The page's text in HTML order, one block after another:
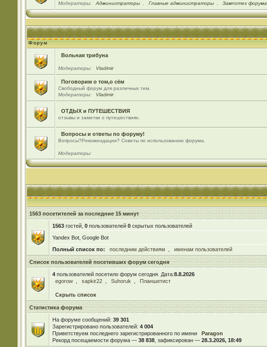
Модераторы:
Администраторы Главные администраторы Зампотех форума
Форум
Вольная трибуна
Модераторы: Vladimir
Поговорим о том,о сём
Свободный форум для различных тем.
Модераторы:
Vladimir
ОТДЫХ и ПУТЕШЕСТВИЯ
отзывы и заметки о путешествиях.
Вопросы и ответы по форуму!
Вопросы?Рекомендации? Советы по использованию форума.
Модераторы:
1563 посетителей за последние 15 минут
1563гостей, 0пользователей 0скрытых пользователей
Yandex Bot, Google Bot
Полный список по:
последним действиям именам пользователей
Список пользователей посетивших форум сегодня
4пользователей посетило форум сегодня. Дата:8.8.2026
egorow
sapkir22 Suhoruk Планшетист
Скрыть список
Статистика форума
На форуме сообщений: 39 301
Зарегистрировано пользователей: 4 004
Приветствуем последнего зарегистрированного по имени
Paragon
Рекорд посещаемости форума — 38 838, зафиксирован — 28.3.2026, 18:49